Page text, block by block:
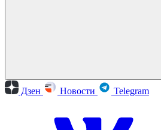
Дзен Новости Telegram